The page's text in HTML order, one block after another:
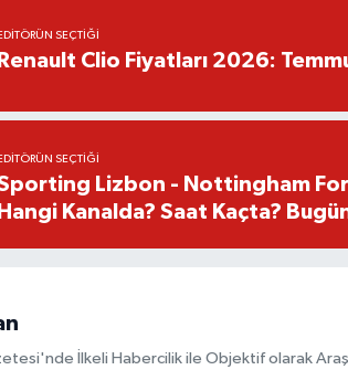
EDITÖRÜN SEÇTIĞI
Renault Clio Fiyatları 2026:
EDITÖRÜN SEÇTIĞI
Lizbon - Nottingham
Hangi Kanalda? Saat Kaçta?
İlkeli Habercilik ile Objektif olarak